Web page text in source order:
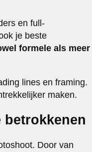
en full-
je beste
formele als meer
lines en framing.
maken.
betrokkenen
Door van